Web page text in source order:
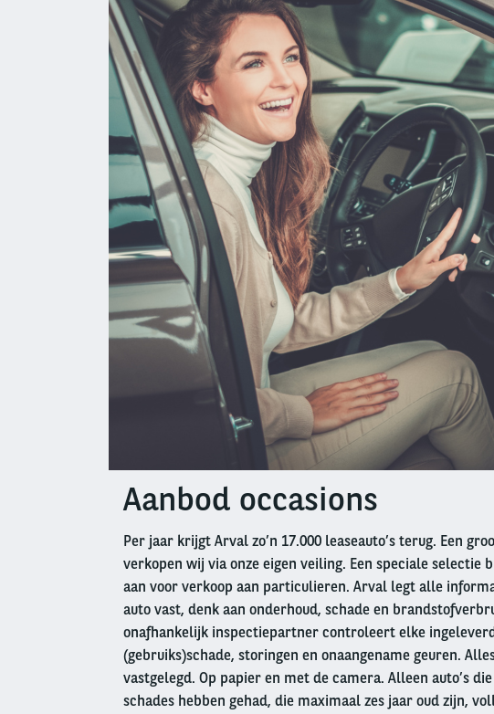
columnAanbod occasions
Per jaar krijgt Arval zo’n 17.000 leaseauto’s terug. Een
verkopen wij via onze eigen veiling. Een speciale selectie
aan voor verkoop aan particulieren. Arval legt alle
auto vast, denk aan onderhoud, schade en
onafhankelijk inspectiepartner controleert elke
(gebruiks)schade, storingen en onaangename geuren.
vastgelegd. Op papier en met de camera. Alleen auto’s
schades hebben gehad, die maximaal zes jaar oud zijn,